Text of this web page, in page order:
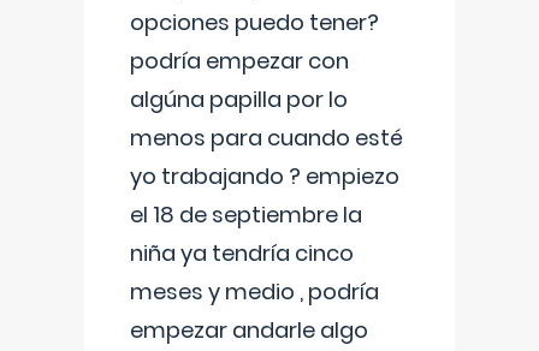
opciones puedo tener?
podría empezar con
algúna papilla por lo
menos para cuando esté
yo trabajando ? empiezo
el 18 de septiembre la
niña ya tendría cinco
meses y medio , podría
empezar andarle algo